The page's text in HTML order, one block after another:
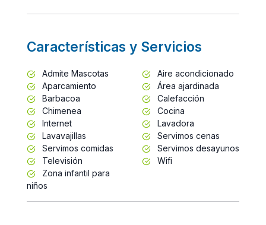
Características y Servicios
Admite Mascotas
Aire acondicionado
Aparcamiento
Área ajardinada
Barbacoa
Calefacción
Chimenea
Cocina
Internet
Lavadora
Lavavajillas
Servimos cenas
Servimos comidas
Servimos desayunos
Televisión
Wifi
Zona infantil para
niños